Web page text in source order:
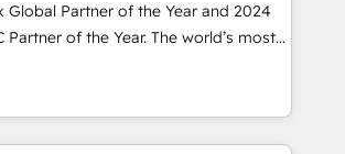
Global Partner of the Year and 2024
Partner of the Year. The world’s most
fully accredited HubSpot Solutions
across EMEA, APAC and NAM,
CRM programmes and